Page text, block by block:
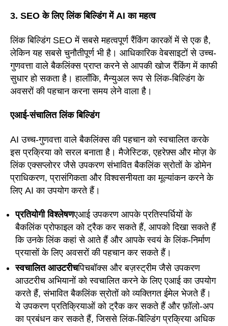
3. SEO के लिए लिंक बिल्डिंग में AI का महत्व
लिंक बिल्डिंग SEO में सबसे महत्वपूर्ण रैंकिंग कारकों में से एक है,
लेकिन यह सबसे चुनौतीपूर्ण भी है। आधिकारिक वेबसाइटों से उच्च-
गुणवत्ता वाले बैकलिंक्स प्राप्त करने से आपकी खोज रैंकिंग में काफी
सुधार हो सकता है। हालाँकि, मैन्युअल रूप से लिंक-बिल्डिंग के
अवसरों की पहचान करना समय लेने वाला है।
एआई-संचालित लिंक बिल्डिंग
AI उच्च-गुणवत्ता वाले बैकलिंक्स की पहचान को स्वचालित करके
इस प्रक्रिया को सरल बनाता है। मैजेस्टिक, एहरेफ़्स और मोज़ के
लिंक एक्सप्लोरर जैसे उपकरण संभावित बैकलिंक स्रोतों के डोमेन
प्राधिकरण, प्रासंगिकता और विश्वसनीयता का मूल्यांकन करने के
लिए AI का उपयोग करते हैं।
प्रतियोगी विश्लेषणएआई उपकरण आपके प्रतिस्पर्धियों के
बैकलिंक प्रोफाइल को ट्रैक कर सकते हैं, आपको दिखा सकते हैं
कि उनके लिंक कहां से आते हैं और आपके स्वयं के लिंक-निर्माण
प्रयासों के लिए अवसरों की पहचान कर सकते हैं।
स्वचालित आउटरीचपिचबॉक्स और बज़स्ट्रीम जैसे उपकरण
आउटरीच अभियानों को स्वचालित करने के लिए एआई का उपयोग
करते हैं, संभावित बैकलिंक स्रोतों को व्यक्तिगत ईमेल भेजते हैं।
ये उपकरण प्रतिक्रियाओं को ट्रैक कर सकते हैं और फ़ॉलो-अप
का प्रबंधन कर सकते हैं, जिससे लिंक-बिल्डिंग प्रक्रिया अधिक